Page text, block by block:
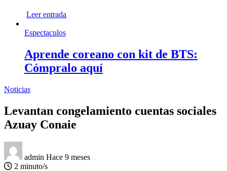
Leer entrada
Espectaculos
Aprende coreano con kit de BTS:
Cómpralo aquí
Noticias
Levantan congelamiento cuentas sociales
Azuay Conaie
admin Hace 9 meses
2 minuto/s